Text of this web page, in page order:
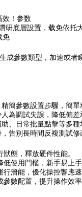
效！参数
研底層設置，载免依托
免
成參數類型，加速或者
簡參數設置步驟，簡單
為調試失誤，降低偏
、日常批量點擊等多
告別長時間反複測試修
態，釋放硬件性能。
使用門檻，新手易上手
潛能，優化操控響應速
數配置，提升操作效率